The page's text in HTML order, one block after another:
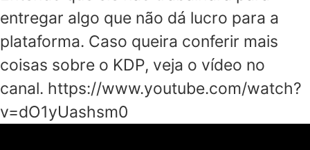
entregar algo que não dá lucro para a
plataforma. Caso queira conferir mais
coisas sobre o KDP, veja o vídeo no
canal. https://www.youtube.com/watch?
v=dO1yUashsm0